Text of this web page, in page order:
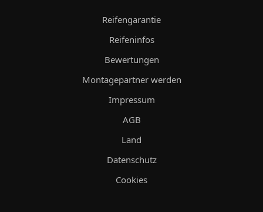
Reifengarantie
Reifeninfos
Bewertungen
Montagepartner werden
Impressum
AGB
Land
Datenschutz
Cookies